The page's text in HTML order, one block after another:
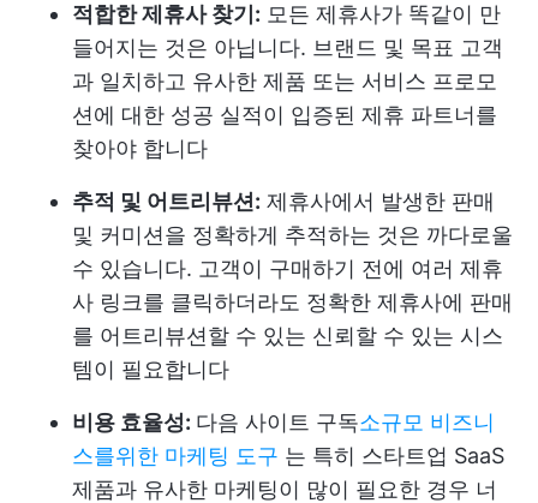
적합한 제휴사 찾기: 모든 제휴사가 똑같이 만
들어지는 것은 아닙니다. 브랜드 및 목표 고객
과 일치하고 유사한 제품 또는 서비스 프로모
션에 대한 성공 실적이 입증된 제휴 파트너를
찾아야 합니다
추적 및 어트리뷰션: 제휴사에서 발생한 판매
및 커미션을 정확하게 추적하는 것은 까다로울
수 있습니다. 고객이 구매하기 전에 여러 제휴
사 링크를 클릭하더라도 정확한 제휴사에 판매
를 어트리뷰션할 수 있는 신뢰할 수 있는 시스
템이 필요합니다
비용 효율성: 다음 사이트 구독소규모 비즈니
스를위한 마케팅 도구 는 특히 스타트업 SaaS
제품과 유사한 마케팅이 많이 필요한 경우 너